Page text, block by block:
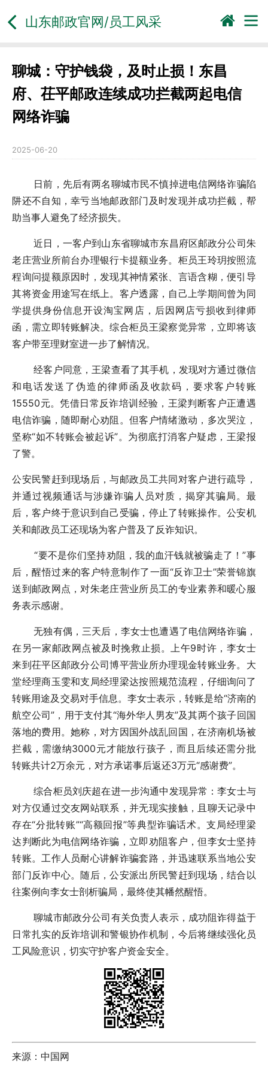
山东邮政官网/员工风采
聊城：守护钱袋，及时止损！东昌
府、茌平邮政连续成功拦截两起电信
网络诈骗
2025-06-20
日前，先后有两名聊城市民不慎掉进电信网络诈骗陷
阱还不自知，幸亏当地邮政部门及时发现并成功拦截，帮
助当事人避免了经济损失。
近日，一客户到山东省聊城市东昌府区邮政分公司朱
老庄营业所前台办理银行卡提额业务。柜员王玲玥按照流
程询问提额原因时，发现其神情紧张、言语含糊，便引导
其将资金用途写在纸上。客户透露，自己上学期间曾为同
学提供身份信息开设淘宝网店，后因网店亏损收到律师
函，需立即转账解决。综合柜员王梁察觉异常，立即将该
客户带至理财室进一步了解情况。
经客户同意，王梁查看了其手机，发现对方通过微信
和电话发送了伪造的律师函及收款码，要求客户转账
15550元。凭借日常反诈培训经验，王梁判断客户正遭遇
电信诈骗，随即耐心劝阻。但客户情绪激动，多次哭泣，
坚称“如不转账会被起诉”。为彻底打消客户疑虑，王梁报
了警。
公安民警赶到现场后，与邮政员工共同对客户进行疏导，
并通过视频通话与涉嫌诈骗人员对质，揭穿其骗局。最
后，客户终于意识到自己受骗，停止了转账操作。公安机
关和邮政员工还现场为客户普及了反诈知识。
“要不是你们坚持劝阻，我的血汗钱就被骗走了！”事
后，醒悟过来的客户特意制作了一面“反诈卫士”荣誉锦旗
送到邮政网点，对朱老庄营业所员工的专业素养和暖心服
务表示感谢。
无独有偶，三天后，李女士也遭遇了电信网络诈骗，
在另一家邮政网点被及时挽救止损。上午9时许，李女士
来到茌平区邮政分公司博平营业所办理现金转账业务。大
堂经理商玉雯和支局经理梁达按照规范流程，仔细询问了
转账用途及交易对手信息。李女士表示，转账是给“济南的
航空公司”，用于支付其“海外华人男友”及其两个孩子回国
落地的费用。她称，对方因国外战乱回国，在济南机场被
拦截，需缴纳3000元才能放行孩子，而且后续还需分批
转账共计2万余元，对方承诺事后返还3万元“感谢费”。
综合柜员刘庆超在进一步沟通中发现异常：李女士与
对方仅通过交友网站联系，并无现实接触，且聊天记录中
存在“分批转账”“高额回报”等典型诈骗话术。支局经理梁
达判断此为电信网络诈骗，立即劝阻客户，但李女士坚持
转账。工作人员耐心讲解诈骗套路，并迅速联系当地公安
部门反诈中心。随后，公安派出所民警赶到现场，结合以
往案例向李女士剖析骗局，最终使其幡然醒悟。
聊城市邮政分公司有关负责人表示，成功阻诈得益于
日常扎实的反诈培训和警银协作机制，今后将继续强化员
工风险意识，切实守护客户资金安全。
来源：中国网